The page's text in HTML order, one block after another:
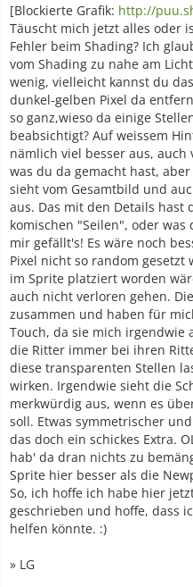
[Blockierte Grafik: http://
Täuscht mich jetzt alles oder
Fehler beim Shading? Ich
vom Shading zu nahe am
wenig, vielleicht kannst du
dunkel-gelben Pixel da
so ganz,wieso da einige
beabsichtigt? Auf weissem
nämlich viel besser aus, auch
was du da gemacht hast,
sieht vom Gesamtbild und
aus. Das mit den Details hast
komischen "Seilen", oder
mir gefällt's! Es wäre noch
Pixel nicht so random
im Sprite platziert worden
auch nicht verloren gehen.
zusammen und haben für
Touch, da sie mich irgendwie
die Ritter immer bei ihren
diese transparenten Stellen
wirken. Irgendwie sieht die
merkwürdig aus, wenn es
soll. Etwas symmetrischer
das doch ein schickes Extra.
hab' da dran nichts zu
Sprite hier besser als die
So, ich hoffe ich habe hier
geschrieben und hoffe, dass
helfen könnte. :)
» LG